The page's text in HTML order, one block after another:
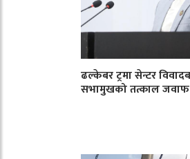
ढल्केबर ट्रमा सेन्टर
सभामुखको तत्काल